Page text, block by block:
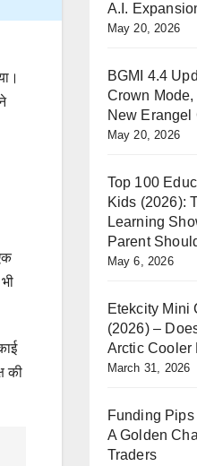
की
A.I.
May 20, 2026
BGMI 4.4
Crown
New Erangel
May 20, 2026
Top 100
Kids (2026):
Learning
Parent
May 6, 2026
Etekcity Mini
(2026) –
Arctic Cooler
March 31, 2026
Funding
A Golden
Traders